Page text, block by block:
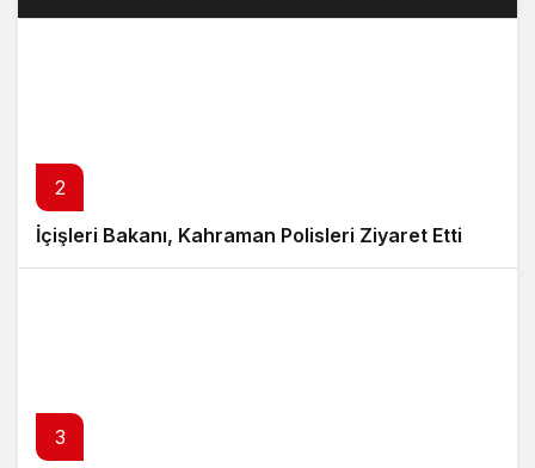
2
İçişleri Bakanı, Kahraman Polisleri Ziyaret Etti
3